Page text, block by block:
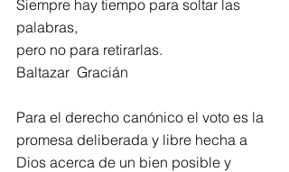
Siempre hay tiempo para soltar las
palabras,
pero no para retirarlas.
Baltazar  Gracián
Para el derecho canónico el voto es la
promesa deliberada y libre hecha a
Dios acerca de un bien posible y